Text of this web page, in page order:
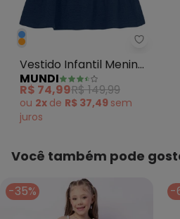
Mundi
Vestido Infantil Menina
Tecido Texturizado Azul
MUNDI
R$ 74,99R$ 149,99
ou 2x de R$ 37,49 sem
juros
Você também pode
-35% -